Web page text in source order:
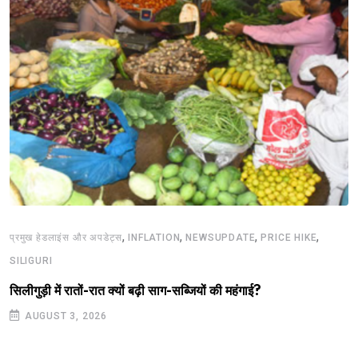
प्रमुख हेडलाइंस और अपडेट्स,INFLATION,NEWSUPDATE,PRICE HIKE,
SILIGURI
सिलीगुड़ी में रातों-रात क्यों बढ़ी साग-सब्जियों की महंगाई?
AUGUST 3, 2026